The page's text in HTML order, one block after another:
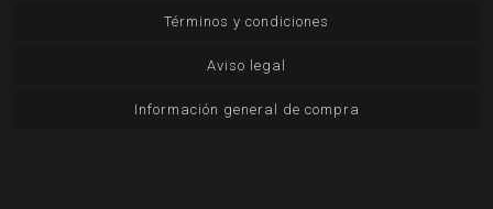
Términos y condiciones
Aviso legal
Información general de compra